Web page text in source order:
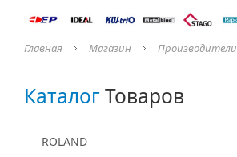
Главная Магазин Производители
КаталогТоваров
ROLAND